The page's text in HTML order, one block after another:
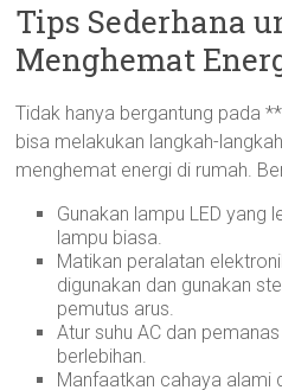
Tips Sederhana
Menghemat
Tidak hanya bergantung pada
bisa melakukan langkah-
menghemat energi di rumah.
Gunakan lampu LED yang
lampu biasa.
Matikan peralatan
digunakan dan gunakan
pemutus arus.
Atur suhu AC dan
berlebihan.
Manfaatkan cahaya alami